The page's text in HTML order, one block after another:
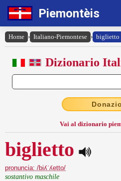
Piemontèis
Home › Italiano-Piemontese › biglietto
Dizionario
Vai al dizionario
biglietto
pronuncia: /biʎˈʎetto/
sostantivo maschile